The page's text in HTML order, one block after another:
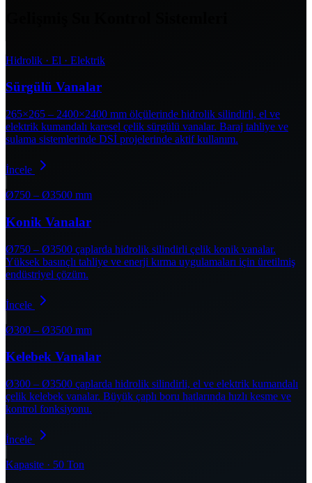
Hidrolik · El · Elektrik
Sürgülü Vanalar
265×265 – 2400×2400 mm ölçülerinde hidrolik silindirli, el ve
elektrik kumandalı karesel çelik sürgülü vanalar. Baraj tahliye ve
sulama sistemlerinde DSİ projelerinde aktif kullanım.
İncele
Ø750 – Ø3500 mm
Konik Vanalar
Ø750 – Ø3500 çaplarda hidrolik silindirli çelik konik vanalar.
Yüksek basınçlı tahliye ve enerji kırma uygulamaları için üretilmiş
endüstriyel çözüm.
İncele
Ø300 – Ø3500 mm
Kelebek Vanalar
Ø300 – Ø3500 çaplarda hidrolik silindirli, el ve elektrik kumandalı
çelik kelebek vanalar. Büyük çaplı boru hatlarında hızlı kesme ve
kontrol fonksiyonu.
İncele
Kapasite · 50 Ton